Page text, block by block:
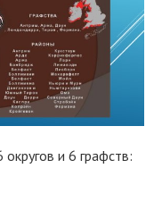
и 6 графств: